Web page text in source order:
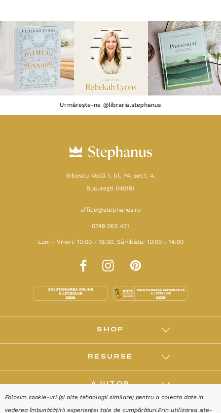
Urmărește-ne @libraria.stephanus
Bibescu Vodă 1, bl. P4, sect. 4,
Bucureşti 040151
office@stephanus.ro
0748 065 431
Luni - Vineri: 10:00 - 18:30, Sâmbăta: 10:00 - 14:00
SHOP
RESURSE
AJUTOR
DESPRE
Folosim cookie-uri (și alte tehnologii similare) pentru a colecta date în
vederea îmbunătățirii experienței tale de cumpărături.Prin utilizarea site-